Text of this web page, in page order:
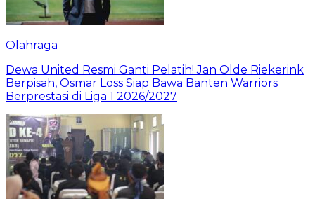
Olahraga
Dewa United Resmi Ganti Pelatih! Jan Olde Riekerink
Berpisah, Osmar Loss Siap Bawa Banten Warriors
Berprestasi di Liga 1 2026/2027